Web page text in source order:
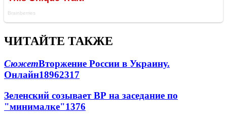
ЧИТАЙТЕ ТАКЖЕ
СюжетВторжение России в Украину.
Онлайн18962317
Зеленский созывает ВР на заседание по
"минималке"1376